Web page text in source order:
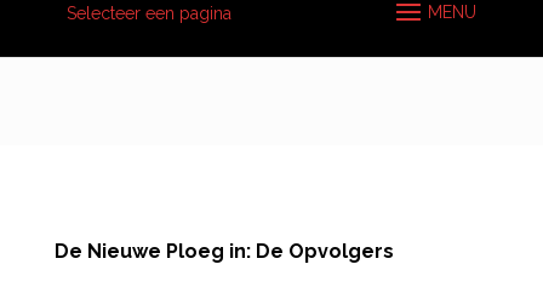
Selecteer een pagina
De Nieuwe Ploeg in: De Opvolgers